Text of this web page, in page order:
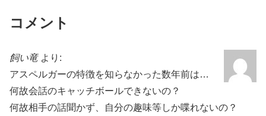
コメント
飼い竜 より:
アスペルガーの特徴を知らなかった数年前は…
何故会話のキャッチボールできないの？
何故相手の話聞かず、自分の趣味等しか喋れないの？